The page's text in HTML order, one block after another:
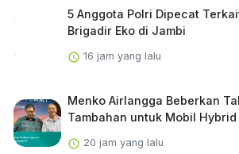
5 Anggota Polri Dipecat
Brigadir Eko di Jambi
16 jam yang lalu
Menko Airlangga Beberkan
Tambahan untuk Mobil Hybrid
20 jam yang lalu